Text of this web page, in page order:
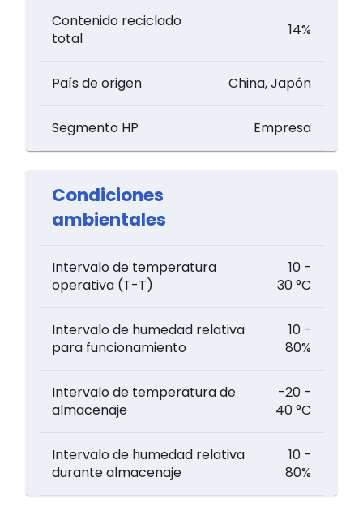
Contenido reciclado
total
14%
País de origen China, Japón
Segmento HP Empresa
Condiciones
ambientales
Intervalo de temperatura
operativa (T-T)
10 -
30 °C
Intervalo de humedad relativa
para funcionamiento
10 -
80%
Intervalo de temperatura de
almacenaje
-20 -
40 °C
Intervalo de humedad relativa
durante almacenaje
10 -
80%